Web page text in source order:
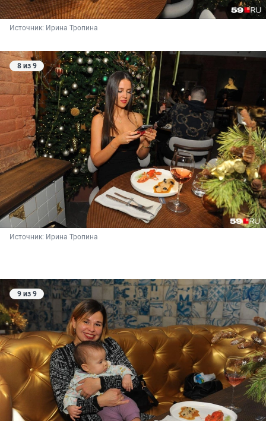
Источник: Ирина Тропина
8 из 9
Источник: Ирина Тропина
9 из 9